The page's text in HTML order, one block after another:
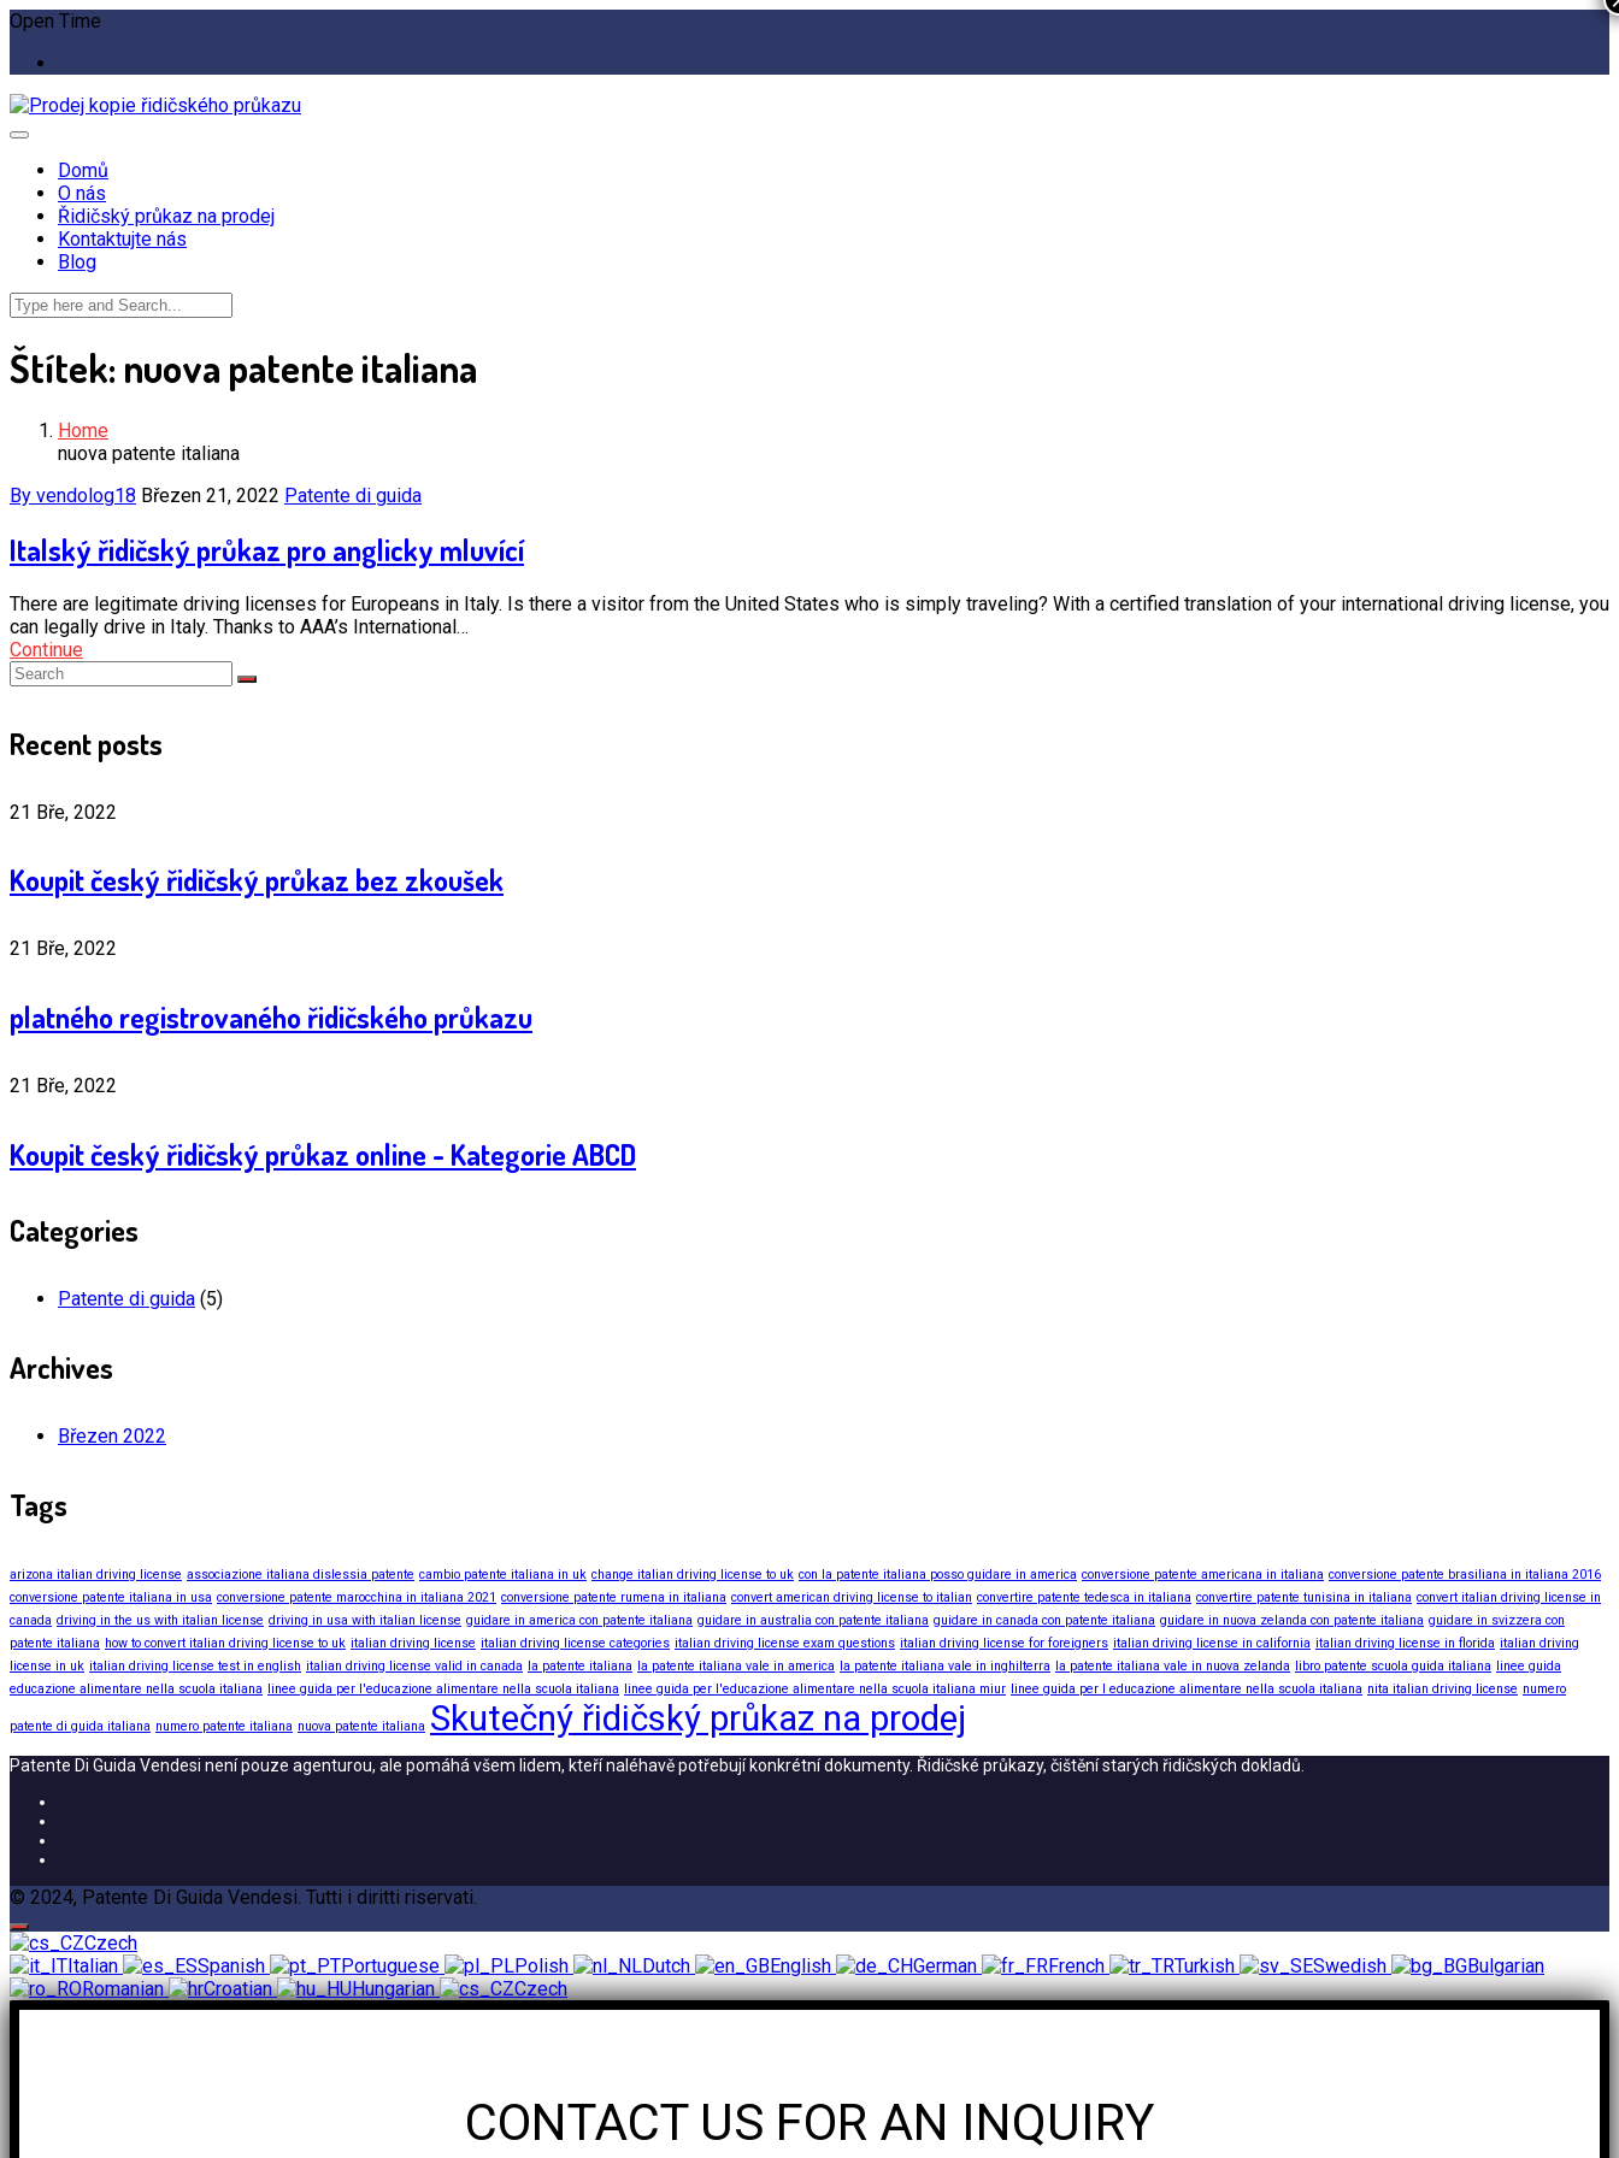
Open Time
Domů
O nás
Řidičský průkaz na prodej
Kontaktujte nás
Blog
Štítek: nuova patente italiana
Home
nuova patente italiana
By vendolog18 Březen 21, 2022 Patente di guida
Italský řidičský průkaz pro anglicky mluvící
There are legitimate driving licenses for Europeans in Italy. Is there a visitor from the United States who is simply traveling? With a certified translation of your international driving license, you
can legally drive in Italy. Thanks to AAA’s International…
Continue
Recent posts
21 Bře, 2022
Koupit český řidičský průkaz bez zkoušek
21 Bře, 2022
platného registrovaného řidičského průkazu
21 Bře, 2022
Koupit český řidičský průkaz online - Kategorie ABCD
Categories
Patente di guida (5)
Archives
Březen 2022
Tags
arizona italian driving license associazione italiana dislessia patente cambio patente italiana in uk change italian driving license to uk con la patente italiana posso guidare in america conversione patente americana in italiana conversione patente brasiliana in italiana 2016
conversione patente italiana in usa conversione patente marocchina in italiana 2021 conversione patente rumena in italiana convert american driving license to italian convertire patente tedesca in italiana convertire patente tunisina in italiana convert italian driving license in
canada driving in the us with italian license driving in usa with italian license guidare in america con patente italiana guidare in australia con patente italiana guidare in canada con patente italiana guidare in nuova zelanda con patente italiana guidare in svizzera con
patente italiana how to convert italian driving license to uk italian driving license italian driving license categories italian driving license exam questions italian driving license for foreigners italian driving license in california italian driving license in florida italian driving
license in uk italian driving license test in english italian driving license valid in canada la patente italiana la patente italiana vale in america la patente italiana vale in inghilterra la patente italiana vale in nuova zelanda libro patente scuola guida italiana
linee guida
educazione alimentare nella scuola italiana
linee guida per l'educazione alimentare nella scuola italiana linee guida per l'educazione alimentare nella scuola italiana miur linee guida per l educazione alimentare nella scuola italiana nita italian driving license numero
patente di guida italiana numero patente italiana nuova patente italiana Skutečný řidičský průkaz na prodej
Patente Di Guida Vendesi není pouze agenturou, ale pomáhá všem lidem, kteří naléhavě potřebují konkrétní dokumenty. Řidičské průkazy, čištění starých řidičských dokladů.
© 2024, Patente Di Guida Vendesi. Tutti i diritti riservati.
Czech
Italian
Spanish Portuguese Polish Dutch English German French Turkish Swedish
Bulgarian
Romanian
Croatian Hungarian Czech
CONTACT US FOR AN INQUIRY